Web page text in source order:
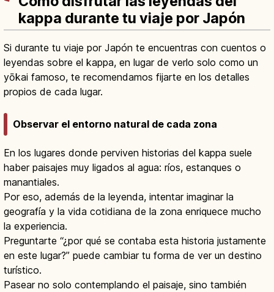
kappa durante tu viaje por Japón
Si durante tu viaje por Japón te encuentras con cuentos o
leyendas sobre el kappa, en lugar de verlo solo como un
yōkai famoso, te recomendamos fijarte en los detalles
propios de cada lugar.
Observar el entorno natural de cada zona
En los lugares donde perviven historias del kappa suele
haber paisajes muy ligados al agua: ríos, estanques o
manantiales.
Por eso, además de la leyenda, intentar imaginar la
geografía y la vida cotidiana de la zona enriquece mucho
la experiencia.
Preguntarte “¿por qué se contaba esta historia justamente
en este lugar?” puede cambiar tu forma de ver un destino
turístico.
Pasear no solo contemplando el paisaje, sino también